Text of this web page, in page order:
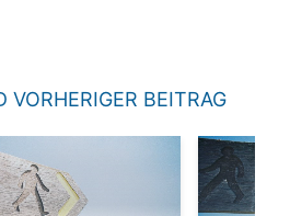
VORHERIGER BEITRAG